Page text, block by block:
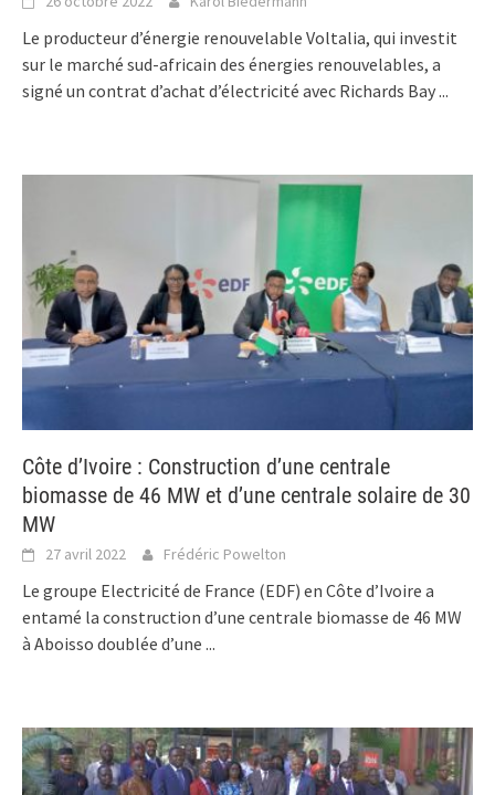
Le producteur d’énergie renouvelable Voltalia, qui investit
sur le marché sud-africain des énergies renouvelables, a
signé un contrat d’achat d’électricité avec Richards Bay...
Côte d’Ivoire : Construction d’une centrale
biomasse de 46 MW et d’une centrale solaire de 30
MW
27 avril 2022 Frédéric Powelton
Le groupe Electricité de France (EDF) en Côte d’Ivoire a
entamé la construction d’une centrale biomasse de 46 MW
à Aboisso doublée d’une ...